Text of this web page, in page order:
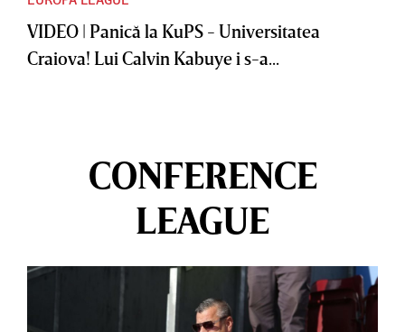
VIDEO | Panică la KuPS - Universitatea
Craiova! Lui Calvin Kabuye i s-a...
CONFERENCE
LEAGUE